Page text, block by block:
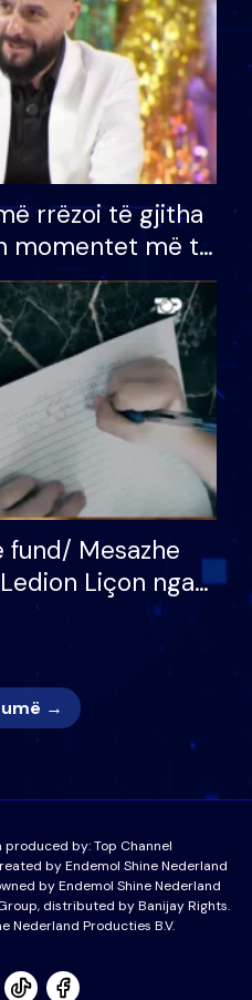
rrëzoi të gjitha
momentet më të
e BB VIP: Do më
kur…
fund/ Mesazhe
Liçon nga
tij, moderatori
Nuk meritoj…
→
produced by:Top Channel
by Endemol Shine Nederland
by Endemol Shine Nederland
distributed by Banijay Rights.
Nederland Producties B.V.